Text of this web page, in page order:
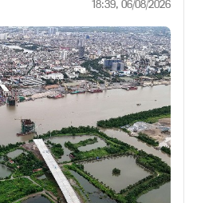
18:39, 06/08/2026